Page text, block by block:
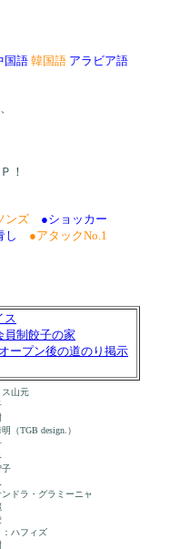
国語 韓国語 アラビア語
！
ンズ
●ショッカー
し
●アタックNo.1
ス
員制餃子の家
ープン後の道のり掲示
ス山元
（TGB design.）
子
ンドラ・グラミーニャ
ハフィズ